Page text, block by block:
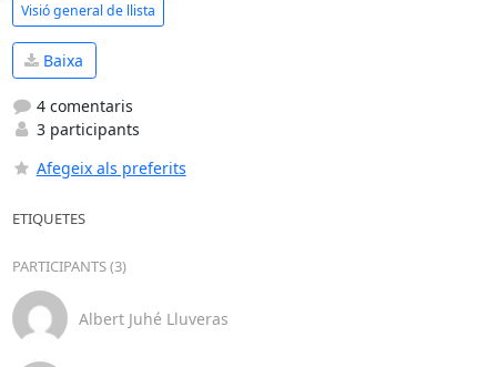
Visió general de llista
Baixa
4 comentaris
3 participants
Afegeix als preferits
ETIQUETES
PARTICIPANTS (3)
Albert Juhé Lluveras